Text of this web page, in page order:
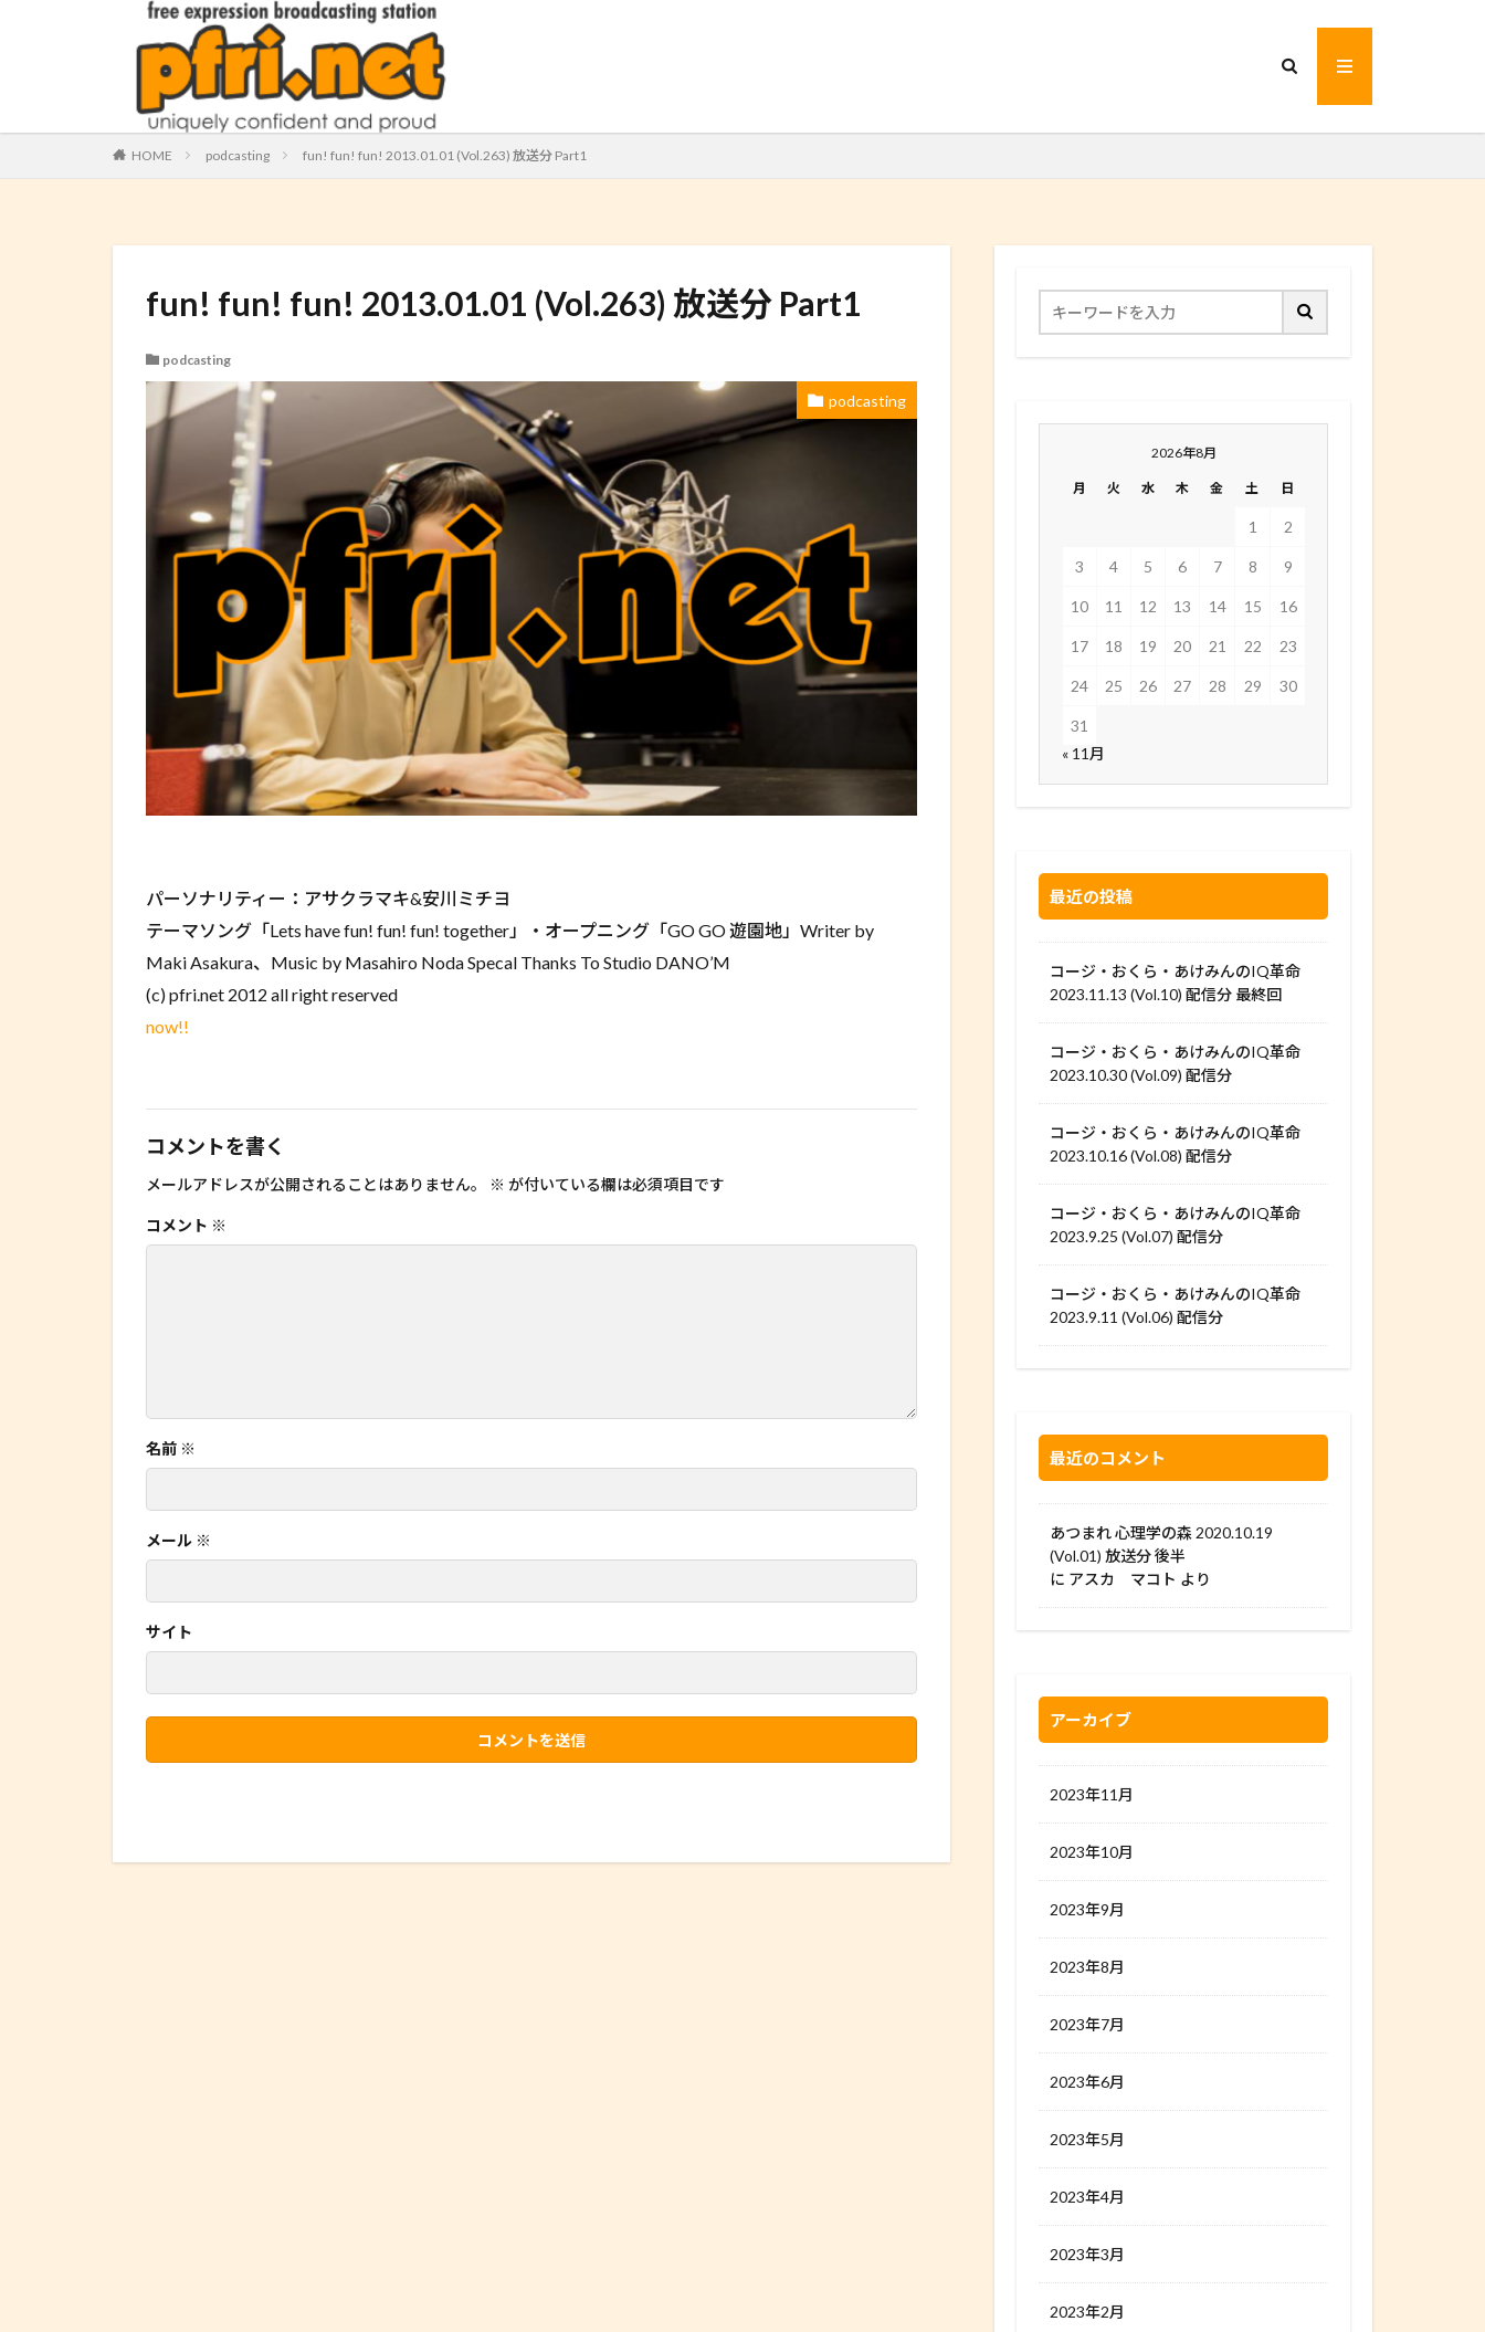
HOME podcasting fun! fun! fun! 2013.01.01 (Vol.263) 放送分 Part1
fun! fun! fun! 2013.01.01 (Vol.263) 放送分 Part1
podcasting
podcasting
パーソナリティー：アサクラマキ&安川ミチヨ
テーマソング「Lets have fun! fun! fun! together」・オープニング「GO GO 遊園地」Writer by
Maki Asakura、Music by Masahiro Noda Specal Thanks To Studio DANO’M
(c) pfri.net 2012 all right reserved
now!!
コメントを書く
メールアドレスが公開されることはありません。 ※ が付いている欄は必須項目です
コメント ※
名前 ※
メール ※
サイト
2026年8月
月 火 水 木 金 土 日
1 2
3 4 5 6 7 8 9
10 11 12 13 14 15 16
17 18 19 20 21 22 23
24 25 26 27 28 29 30
31
« 11月
最近の投稿
コージ・おくら・あけみんのIQ革命
2023.11.13 (Vol.10) 配信分 最終回
コージ・おくら・あけみんのIQ革命
2023.10.30 (Vol.09) 配信分
コージ・おくら・あけみんのIQ革命
2023.10.16 (Vol.08) 配信分
コージ・おくら・あけみんのIQ革命
2023.9.25 (Vol.07) 配信分
コージ・おくら・あけみんのIQ革命
2023.9.11 (Vol.06) 配信分
最近のコメント
あつまれ 心理学の森 2020.10.19
(Vol.01) 放送分 後半
に アスカ マコト より
アーカイブ
2023年11月
2023年10月
2023年9月
2023年8月
2023年7月
2023年6月
2023年5月
2023年4月
2023年3月
2023年2月